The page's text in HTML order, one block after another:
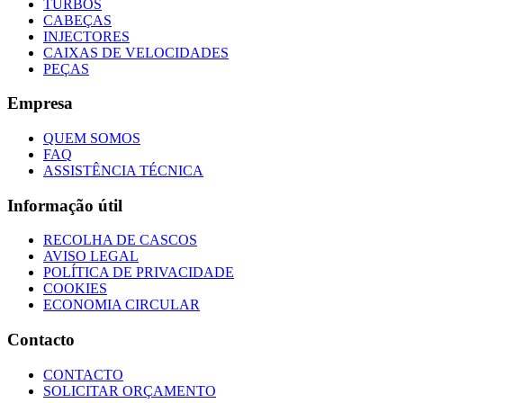
TURBOS
CABEÇAS
INJECTORES
CAIXAS DE VELOCIDADES
PEÇAS
Empresa
QUEM SOMOS
FAQ
ASSISTÊNCIA TÉCNICA
Informação útil
RECOLHA DE CASCOS
AVISO LEGAL
POLÍTICA DE PRIVACIDADE
COOKIES
ECONOMIA CIRCULAR
Contacto
CONTACTO
SOLICITAR ORÇAMENTO